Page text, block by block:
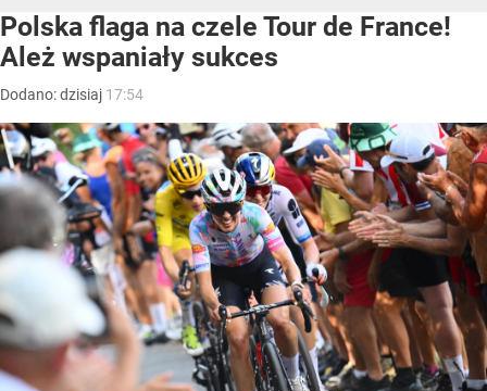
Polska flaga na czele Tour de France!
Ależ wspaniały sukces
Dodano:dzisiaj 17:54